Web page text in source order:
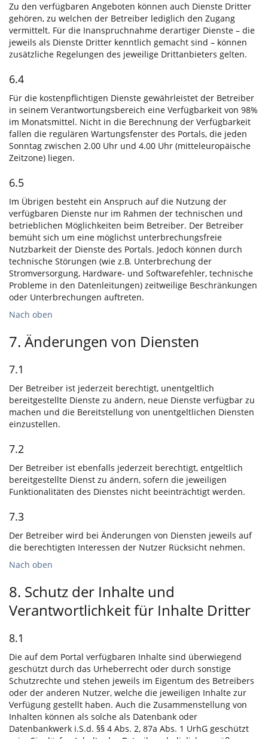
Zu den verfügbaren Angeboten können auch Dienste Dritter
gehören, zu welchen der Betreiber lediglich den Zugang
vermittelt. Für die Inanspruchnahme derartiger Dienste – die
jeweils als Dienste Dritter kenntlich gemacht sind – können
zusätzliche Regelungen des jeweilige Drittanbieters gelten.
6.4
Für die kostenpflichtigen Dienste gewährleistet der Betreiber
in seinem Verantwortungsbereich eine Verfügbarkeit von 98%
im Monatsmittel. Nicht in die Berechnung der Verfügbarkeit
fallen die regulären Wartungsfenster des Portals, die jeden
Sonntag zwischen 2.00 Uhr und 4.00 Uhr (mitteleuropäische
Zeitzone) liegen.
6.5
Im Übrigen besteht ein Anspruch auf die Nutzung der
verfügbaren Dienste nur im Rahmen der technischen und
betrieblichen Möglichkeiten beim Betreiber. Der Betreiber
bemüht sich um eine möglichst unterbrechungsfreie
Nutzbarkeit der Dienste des Portals. Jedoch können durch
technische Störungen (wie z.B. Unterbrechung der
Stromversorgung, Hardware- und Softwarefehler, technische
Probleme in den Datenleitungen) zeitweilige Beschränkungen
oder Unterbrechungen auftreten.
Nach oben
7. Änderungen von Diensten
7.1
Der Betreiber ist jederzeit berechtigt, unentgeltlich
bereitgestellte Dienste zu ändern, neue Dienste verfügbar zu
machen und die Bereitstellung von unentgeltlichen Diensten
einzustellen.
7.2
Der Betreiber ist ebenfalls jederzeit berechtigt, entgeltlich
bereitgestellte Dienst zu ändern, sofern die jeweiligen
Funktionalitäten des Dienstes nicht beeinträchtigt werden.
7.3
Der Betreiber wird bei Änderungen von Diensten jeweils auf
die berechtigten Interessen der Nutzer Rücksicht nehmen.
Nach oben
8. Schutz der Inhalte und
Verantwortlichkeit für Inhalte Dritter
8.1
Die auf dem Portal verfügbaren Inhalte sind überwiegend
geschützt durch das Urheberrecht oder durch sonstige
Schutzrechte und stehen jeweils im Eigentum des Betreibers
oder der anderen Nutzer, welche die jeweiligen Inhalte zur
Verfügung gestellt haben. Auch die Zusammenstellung von
Inhalten können als solche als Datenbank oder
Datenbankwerk i.S.d. §§ 4 Abs. 2, 87a Abs. 1 UrhG geschützt